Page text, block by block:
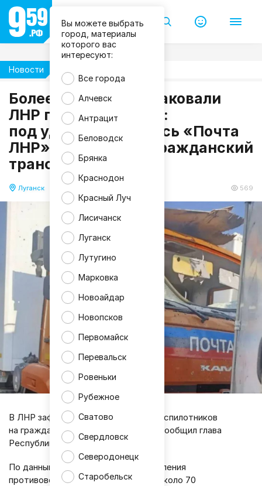
Вы можете выбрать
город, материалы
которого вас
интересуют:
Все города
Алчевск
Антрацит
Беловодск
Брянка
Краснодон
Красный Луч
Лисичанск
Луганск
Лутугино
Марковка
Новоайдар
Новопсков
Первомайск
Перевальск
Ровеньки
Рубежное
Сватово
Свердловск
Северодонецк
Старобельск
Новости
Более 50 раз ВСУ атаковали
ЛНР прошлой ночью:
под ударом оказались «Почта
ЛНР», кафе, АЗС и гражданский
транспорт
Луганск 569
л
а
в
а
Р
Л
о
н
и
д
П
а
с
е
ч
н
к
В ЛНР зафиксирована серия атак беспилотников
на гражданские объекты. Об этом сообщил глава
Республики Леонид Пасечник.
По данным главы региона, подразделения
противовоздушной обороны сбили около 70